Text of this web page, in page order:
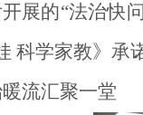
展的“法治快
科学家教》承
流汇聚一堂